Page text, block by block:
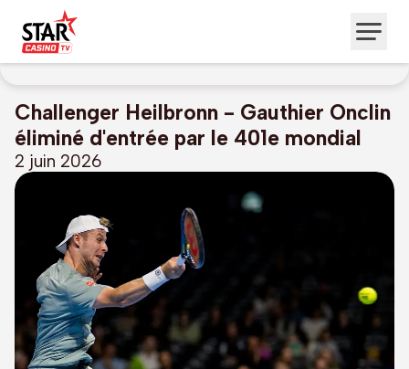
Challenger Heilbronn - Gauthier Onclin
éliminé d'entrée par le 401e mondial
2 juin 2026